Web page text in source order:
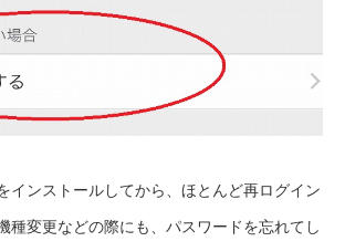
インストールしてから、ほとんど再ログイン
種変更などの際にも、パスワードを忘れてし